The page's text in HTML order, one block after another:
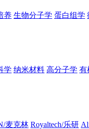
养 生物分子学 蛋白组学
学 纳米材料 高分子学 有
麦克林 Royaltech/乐研